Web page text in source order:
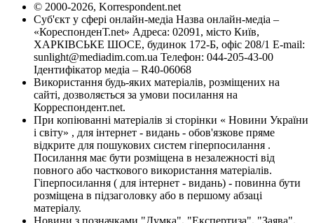
© 2000-2026, Korrespondent.net
Суб'єкт у сфері онлайн-медіа Назва онлайн-медіа –
«КореспонденТ.net» Адреса: 02091, місто Київ,
ХАРКІВСЬКЕ ШОСЕ, будинок 172-Б, офіс 208/1 E-mail:
sunlight@mediadim.com.ua Телефон: 044-205-43-00
Ідентифікатор медіа – R40-06068
Використання будь-яких матеріалів, розміщених на
сайті, дозволяється за умови посилання на
Корреспондент.net.
При копіюванні матеріалів зі сторінки « Новини України
і світу» , для інтернет - видань - обов'язкове пряме
відкрите для пошукових систем гіперпосилання .
Посилання має бути розміщена в незалежності від
повного або часткового використання матеріалів.
Гіперпосилання ( для інтернет - видань) - повинна бути
розміщена в підзаголовку або в першому абзаці
матеріалу.